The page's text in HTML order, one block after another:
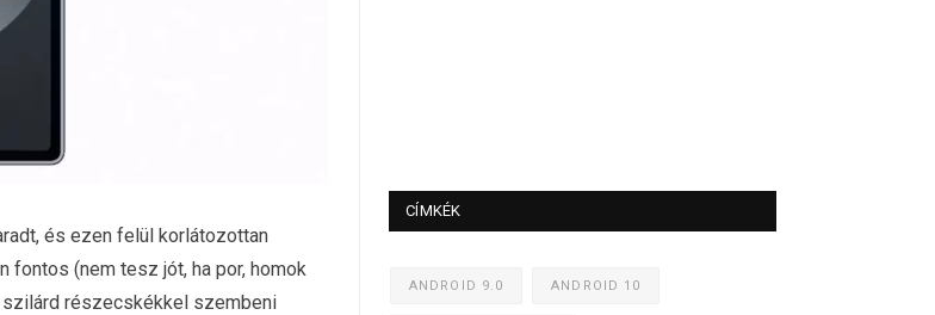
és ezen felül korlátozottan
fontos (nem tesz jót, ha por, homok
szilárd részecskékkel szembeni
CÍMKÉK
ANDROID 9.0 ANDROID 10